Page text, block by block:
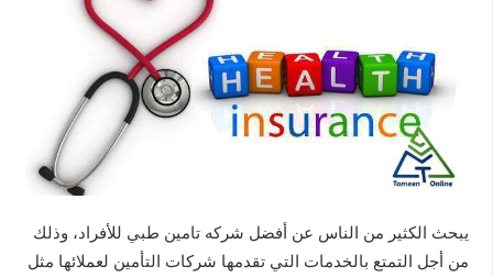
يبحث الكثير من الناس عن أفضل شركه تامين طبي للأفراد، وذلك
من أجل التمتع بالخدمات التي تقدمها شركات التأمين لعملائها مثل